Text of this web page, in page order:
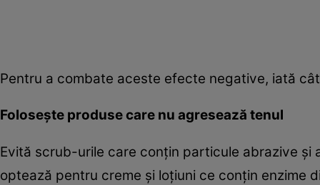
Pentru a combate aceste efecte negative, iată
Foloseşte produse care nu agresează tenul
Evită scrub-urile care conţin particule abrazive şi
optează pentru creme şi loţiuni ce conţin enzime